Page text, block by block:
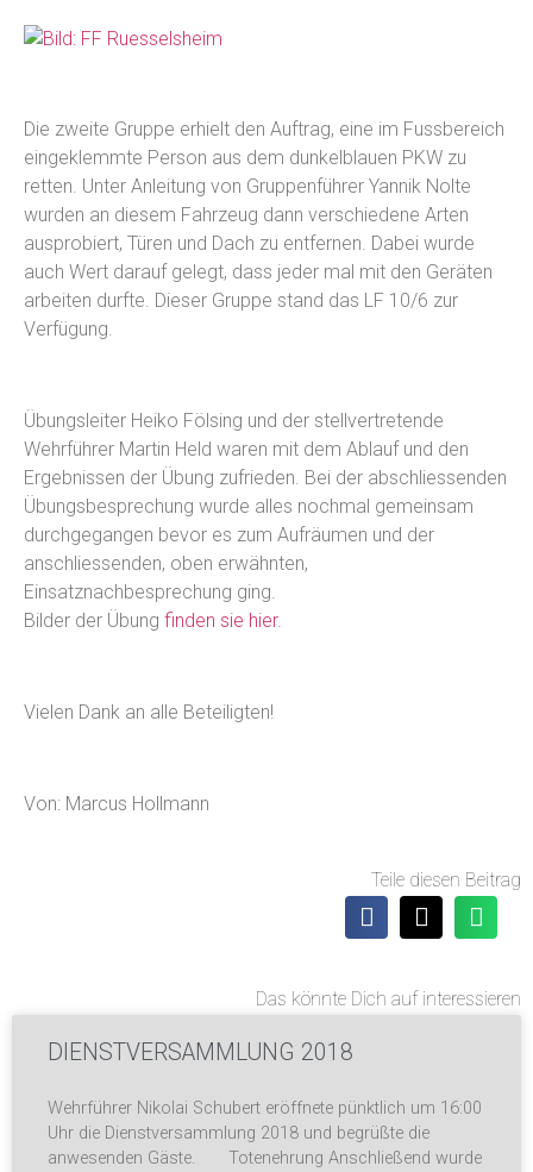
Die zweite Gruppe erhielt den Auftrag, eine im Fussbereich
eingeklemmte Person aus dem dunkelblauen PKW zu
retten. Unter Anleitung von Gruppenführer Yannik Nolte
wurden an diesem Fahrzeug dann verschiedene Arten
ausprobiert, Türen und Dach zu entfernen. Dabei wurde
auch Wert darauf gelegt, dass jeder mal mit den Geräten
arbeiten durfte. Dieser Gruppe stand das LF 10/6 zur
Verfügung.
Übungsleiter Heiko Fölsing und der stellvertretende
Wehrführer Martin Held waren mit dem Ablauf und den
Ergebnissen der Übung zufrieden. Bei der abschliessenden
Übungsbesprechung wurde alles nochmal gemeinsam
durchgegangen bevor es zum Aufräumen und der
anschliessenden, oben erwähnten,
Einsatznachbesprechung ging.
Bilder der Übung finden sie hier.
Vielen Dank an alle Beteiligten!
Von: Marcus Hollmann
Teile diesen Beitrag
Das könnte Dich auf interessieren
DIENSTVERSAMMLUNG 2018
Wehrführer Nikolai Schubert eröffnete pünktlich um 16:00
Uhr die Dienstversammlung 2018 und begrüßte die
anwesenden Gäste. Totenehrung Anschließend wurde